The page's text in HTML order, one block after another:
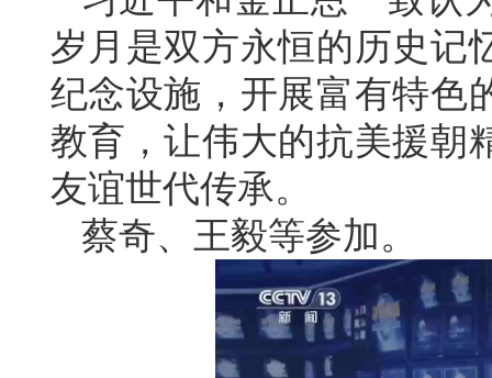
岁月是双方永恒的历史记
纪念设施，开展富有特色
教育，让伟大的抗美援朝
友谊世代传承。
蔡奇、王毅等参加。